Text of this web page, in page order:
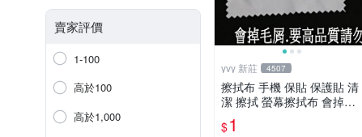
賣家評價
1-100
高於100
高於1,000
yvy 新莊 4507
擦拭布 手機 保貼 保護貼 清
潔 擦拭 螢幕擦拭布 會掉毛
貼膜 保護膜 8cm*6cm
$1